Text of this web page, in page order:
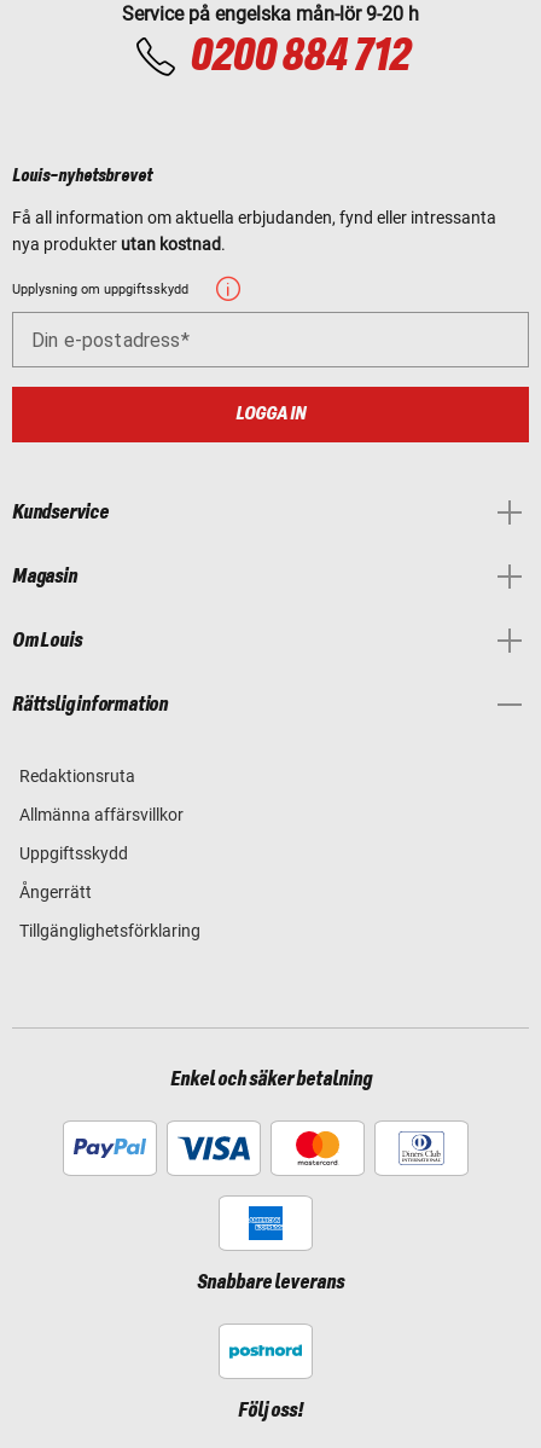
Service på engelska mån-lör 9-20 h
0200 884 712
Louis-nyhetsbrevet
Få all information om aktuella erbjudanden, fynd eller intressanta
nya produkter utan kostnad.
Upplysning om uppgiftsskydd
Din e-postadress
LOGGA IN
Kundservice
Magasin
Om Louis
Rättslig information
Redaktionsruta
Allmänna affärsvillkor
Uppgiftsskydd
Ångerrätt
Tillgänglighetsförklaring
Enkel och säker betalning
Snabbare leverans
Följ oss!